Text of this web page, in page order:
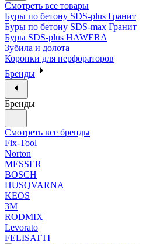
Смотреть все товары
Буры по бетону SDS-plus Гранит
Буры по бетону SDS-max Гранит
Буры SDS-plus HAWERA
Зубила и долота
Коронки для перфораторов
Бренды
Бренды
Смотреть все бренды
Fix-Tool
Norton
MESSER
BOSCH
HUSQVARNA
KEOS
3М
RODMIX
Levorato
FELISATTI